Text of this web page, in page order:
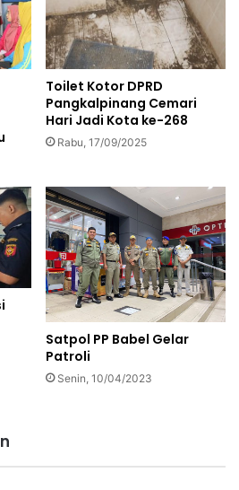
Toilet Kotor DPRD
Pangkalpinang Cemari
Hari Jadi Kota ke-268
Rabu, 17/09/2025
Satpol PP Babel Gelar
Patroli
Senin, 10/04/2023